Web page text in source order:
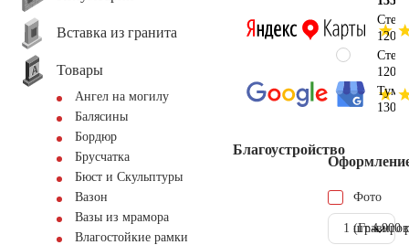
Вставка из гранита
Товары
Ангел на могилу
Балясины
Бордюр
Брусчатка
Бюст и Скульптуры
Вазон
Вазы из мрамора
Влагостойкие рамки
Благоустройство
Фото
1 шт.4.900